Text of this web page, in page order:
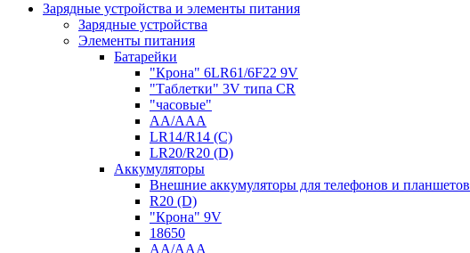
Зарядные устройства и элементы питания
Зарядные устройства
Элементы питания
Батарейки
"Крона" 6LR61/6F22 9V
"Таблетки" 3V типа CR
"часовые"
AA/AAA
LR14/R14 (C)
LR20/R20 (D)
Аккумуляторы
Внешние аккумуляторы для телефонов и планшетов
R20 (D)
"Крона" 9V
18650
AA/AAA